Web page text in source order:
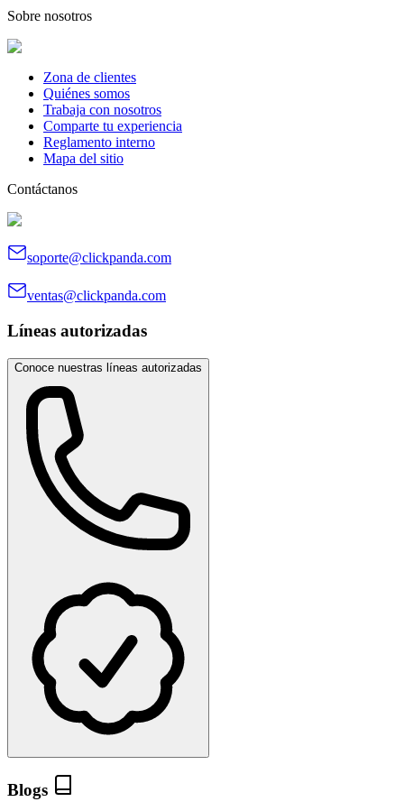
Sobre nosotros
Zona de clientes
Quiénes somos
Trabaja con nosotros
Comparte tu experiencia
Reglamento interno
Mapa del sitio
Contáctanos
soporte@clickpanda.com
ventas@clickpanda.com
Líneas autorizadas
Conoce nuestras líneas autorizadas
Blogs